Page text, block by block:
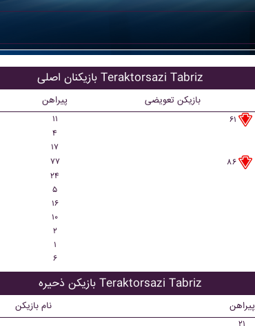
بازیکنان اصلی Teraktorsazi Tabriz
پیراهن بازیکن تعویضی
۱۱ ۶۱
۴
۱۷
۷۷
۸۶
۲۴
۵
۱۶
۱۰
۲
۱
۶
بازیکن ذحیره Teraktorsazi Tabriz
نام بازیکن پیراهن